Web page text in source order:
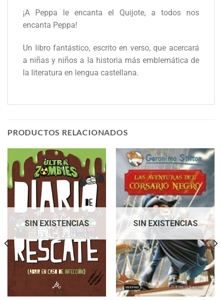
¡A Peppa le encanta el Quijote, a todos nos
encanta Peppa!
Un libro fantástico, escrito en verso, que acercará
a niñas y niños a la historia más emblemática de
la literatura en lengua castellana.
PRODUCTOS RELACIONADOS
SIN EXISTENCIAS SIN EXISTENCIAS